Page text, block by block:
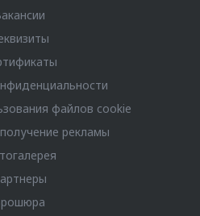
файлов cookie
рекламы